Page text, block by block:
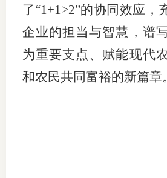
了“1+1>2”的协同效应，
企业的担当与智慧，谱
为重要支点、赋能现代
和农民共同富裕的新篇章。